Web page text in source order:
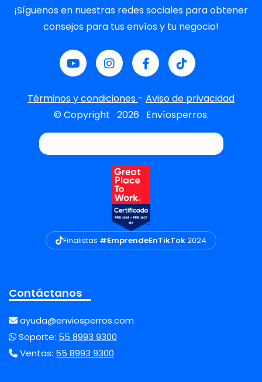
¡Síguenos en nuestras redes sociales para obtener
consejos para tus envíos y tu negocio!
Términos y condiciones - Aviso de privacidad
© Copyright 2026 Envíosperros.
Finalistas #EmprendeEnTikTok2024
Contáctanos
ayuda@enviosperros.com
Soporte: 55 8993 9300
Ventas: 55 8993 9300